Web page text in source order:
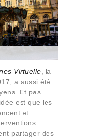
Virtuelle , la
a aussi été
Et pas
est que les
et
partager des